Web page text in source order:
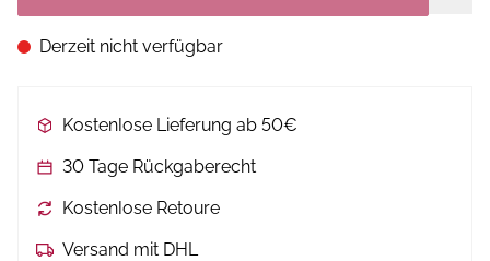
Derzeit nicht verfügbar
Kostenlose Lieferung ab 50€
30 Tage Rückgaberecht
Kostenlose Retoure
Versand mit DHL